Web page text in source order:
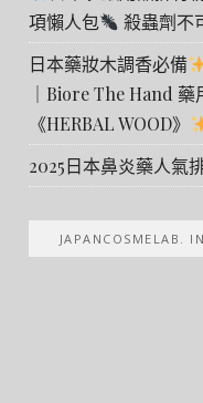
項懶人包
殺蟲劑不
日本藥妝木調香必備
｜Biore The Hand
《HERBAL WOOD》
2025日本鼻炎藥人氣
JAPANCOSMELAB.